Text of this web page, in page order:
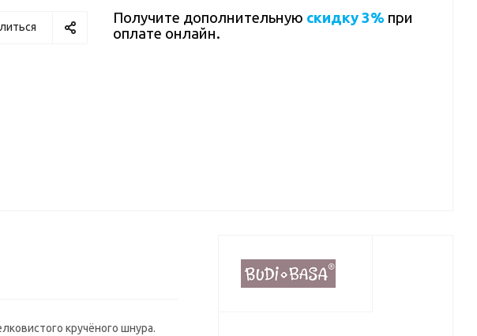
Получите дополнительную скидку 3% при
оплате онлайн.
кручёного шнура.